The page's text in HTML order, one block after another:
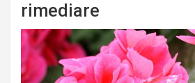
rimediare